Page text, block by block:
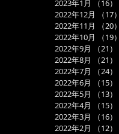
2023年1月
（16）
2022年12月
（17）
2022年11月
（20）
2022年10月
（19）
2022年9月
（21）
2022年8月
（21）
2022年7月
（24）
2022年6月
（15）
2022年5月
（13）
2022年4月
（15）
2022年3月
（16）
2022年2月
（12）